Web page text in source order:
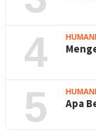
4
5 Apa